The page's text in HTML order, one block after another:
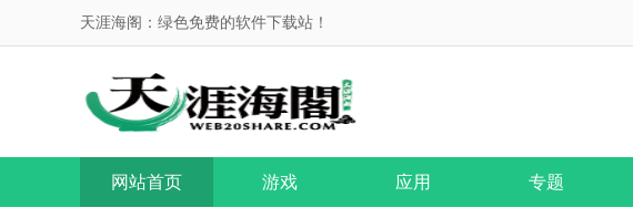
天涯海阁：绿色免费的软件下载站！
网站首页 游戏 应用 专题